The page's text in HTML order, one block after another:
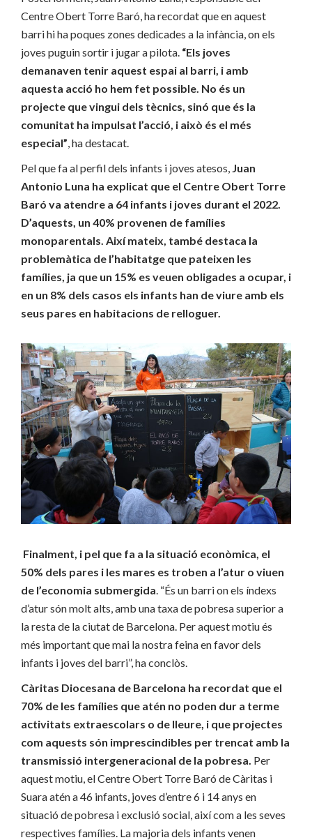
Centre Obert Torre Baró, ha recordat que en aquest
barri hi ha poques zones dedicades a la infància, on els
joves puguin sortir i jugar a pilota. “Els joves
demanaven tenir aquest espai al barri, i amb
aquesta acció ho hem fet possible. No és un
projecte que vingui dels tècnics, sinó que és la
comunitat ha impulsat l’acció, i això és el més
especial”, ha destacat.
Pel que fa al perfil dels infants i joves atesos, Juan
Antonio Luna ha explicat que el Centre Obert Torre
Baró va atendre a 64 infants i joves durant el 2022.
D’aquests, un 40% provenen de famílies
monoparentals. Així mateix, també destaca la
problemàtica de l’habitatge que pateixen les
famílies, ja que un 15% es veuen obligades a ocupar, i
en un 8% dels casos els infants han de viure amb els
seus pares en habitacions de relloguer.
Finalment, i pel que fa a la situació econòmica, el
50% dels pares i les mares es troben a l’atur o viuen
de l’economia submergida . “És un barri on els índexs
d’atur són molt alts, amb una taxa de pobresa superior a
la resta de la ciutat de Barcelona. Per aquest motiu és
més important que mai la nostra feina en favor dels
infants i joves del barri”, ha conclòs.
Càritas Diocesana de Barcelona ha recordat que el
70% de les famílies que atén no poden dur a terme
activitats extraescolars o de lleure, i que projectes
com aquests són imprescindibles per trencat amb la
transmissió intergeneracional de la pobresa. Per
aquest motiu, el Centre Obert Torre Baró de Càritas i
Suara atén a 46 infants, joves d’entre 6 i 14 anys en
situació de pobresa i exclusió social, així com a les seves
respectives famílies. La majoria dels infants venen